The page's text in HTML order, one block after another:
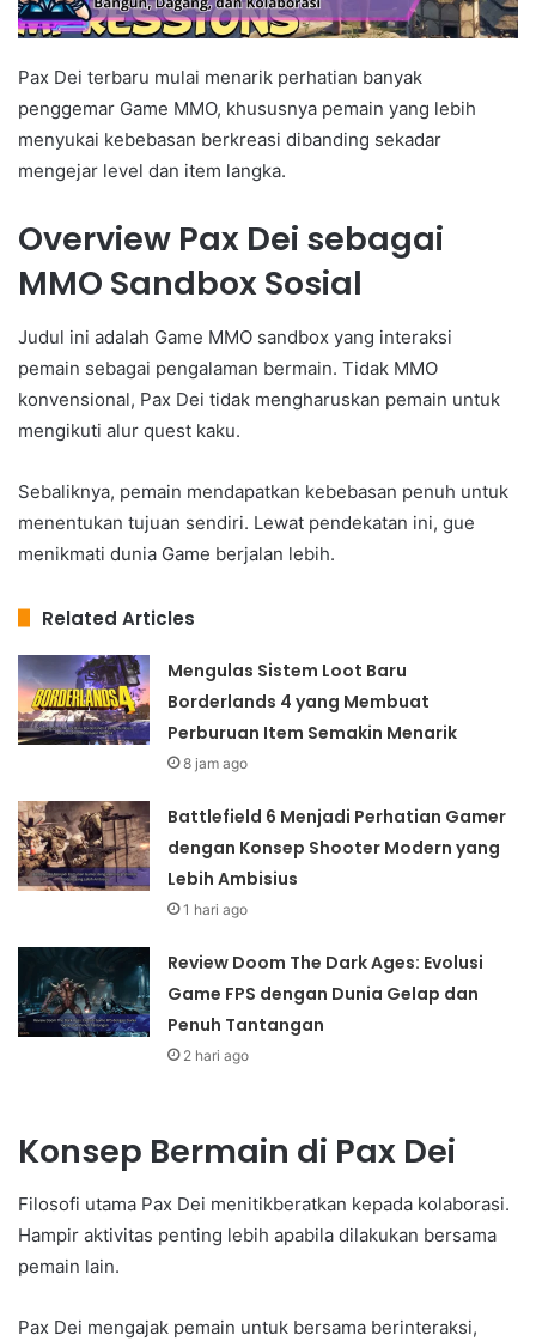
Pax Dei terbaru mulai menarik perhatian banyak
penggemar Game MMO, khususnya pemain yang lebih
menyukai kebebasan berkreasi dibanding sekadar
mengejar level dan item langka.
Overview Pax Dei sebagai
MMO Sandbox Sosial
Judul ini adalah Game MMO sandbox yang interaksi
pemain sebagai pengalaman bermain. Tidak MMO
konvensional, Pax Dei tidak mengharuskan pemain untuk
mengikuti alur quest kaku.
Sebaliknya, pemain mendapatkan kebebasan penuh untuk
menentukan tujuan sendiri. Lewat pendekatan ini, gue
menikmati dunia Game berjalan lebih.
Related Articles
Mengulas Sistem Loot Baru
Borderlands 4 yang Membuat
Perburuan Item Semakin Menarik
8 jam ago
Battlefield 6 Menjadi Perhatian Gamer
dengan Konsep Shooter Modern yang
Lebih Ambisius
1 hari ago
Review Doom The Dark Ages: Evolusi
Game FPS dengan Dunia Gelap dan
Penuh Tantangan
2 hari ago
Konsep Bermain di Pax Dei
Filosofi utama Pax Dei menitikberatkan kepada kolaborasi.
Hampir aktivitas penting lebih apabila dilakukan bersama
pemain lain.
Pax Dei mengajak pemain untuk bersama berinteraksi,